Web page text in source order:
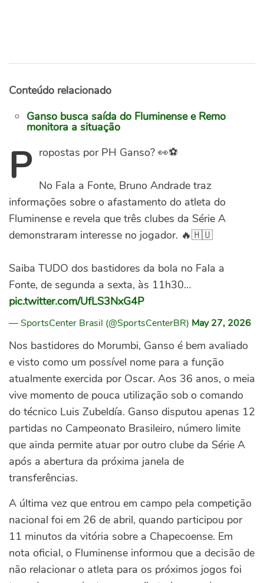
Conteúdo relacionado
Ganso busca saída do Fluminense e Remo
monitora a situação
P ropostas por PH Ganso? 👀⚽
No Fala a Fonte, Bruno Andrade traz
informações sobre o afastamento do atleta do
Fluminense e revela que três clubes da Série A
demonstraram interesse no jogador. 🔥🇭🇺
Saiba TUDO dos bastidores da bola no Fala a
Fonte, de segunda a sexta, às 11h30…
pic.twitter.com/UfLS3NxG4P
— SportsCenter Brasil (@SportsCenterBR) May 27, 2026
Nos bastidores do Morumbi, Ganso é bem avaliado
e visto como um possível nome para a função
atualmente exercida por Oscar. Aos 36 anos, o meia
vive momento de pouca utilização sob o comando
do técnico Luis Zubeldía. Ganso disputou apenas 12
partidas no Campeonato Brasileiro, número limite
que ainda permite atuar por outro clube da Série A
após a abertura da próxima janela de
transferências.
A última vez que entrou em campo pela competição
nacional foi em 26 de abril, quando participou por
11 minutos da vitória sobre a Chapecoense. Em
nota oficial, o Fluminense informou que a decisão de
não relacionar o atleta para os próximos jogos foi